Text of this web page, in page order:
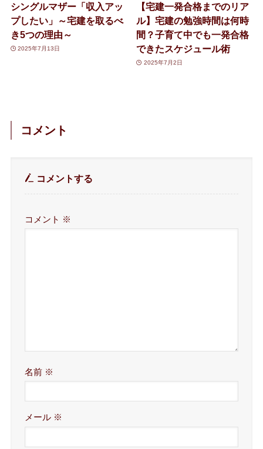
シングルマザー「収入アッ
プしたい」～宅建を取るべ
き5つの理由～
2025年7月13日
【宅建一発合格までのリア
ル】宅建の勉強時間は何時
間？子育て中でも一発合格
できたスケジュール術
2025年7月2日
コメント
コメントする
コメント ※
名前 ※
メール ※